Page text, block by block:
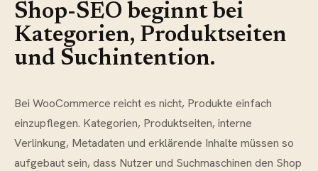
Shop-SEO beginnt bei
Kategorien, Produktseiten
und Suchintention.
Bei WooCommerce reicht es nicht, Produkte einfach
einzupflegen. Kategorien, Produktseiten, interne
Verlinkung, Metadaten und erklärende Inhalte müssen so
aufgebaut sein, dass Nutzer und Suchmaschinen den Shop